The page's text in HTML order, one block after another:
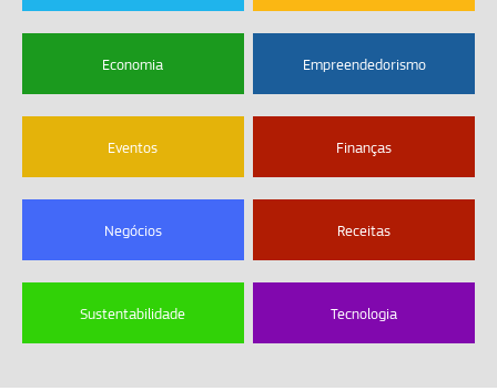
Economia Empreendedorismo
Eventos Finanças
Negócios Receitas
Sustentabilidade Tecnologia